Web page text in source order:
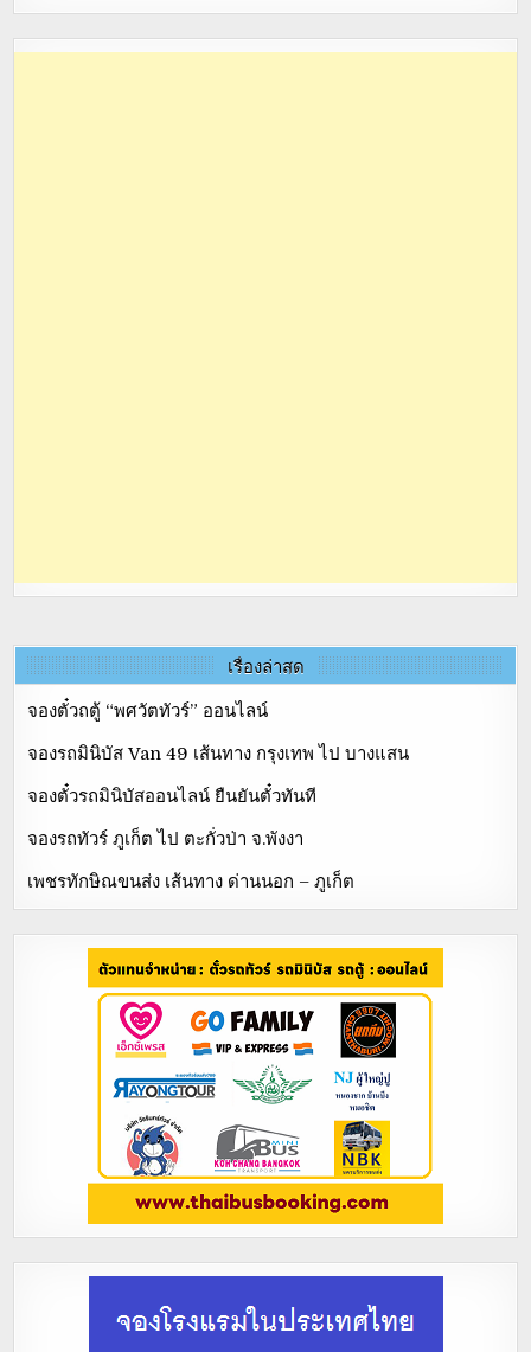
เรื่องล่าสุด
จองตั๋วถตู้ “พศวัตทัวร์” ออนไลน์
จองรถมินิบัส Van 49 เส้นทาง กรุงเทพ ไป บางแสน
จองตั๋วรถมินิบัสออนไลน์ ยืนยันตั๋วทันที
จองรถทัวร์ ภูเก็ต ไป ตะกั่วป่า จ.พังงา
เพชรทักษิณขนส่ง เส้นทาง ด่านนอก – ภูเก็ต